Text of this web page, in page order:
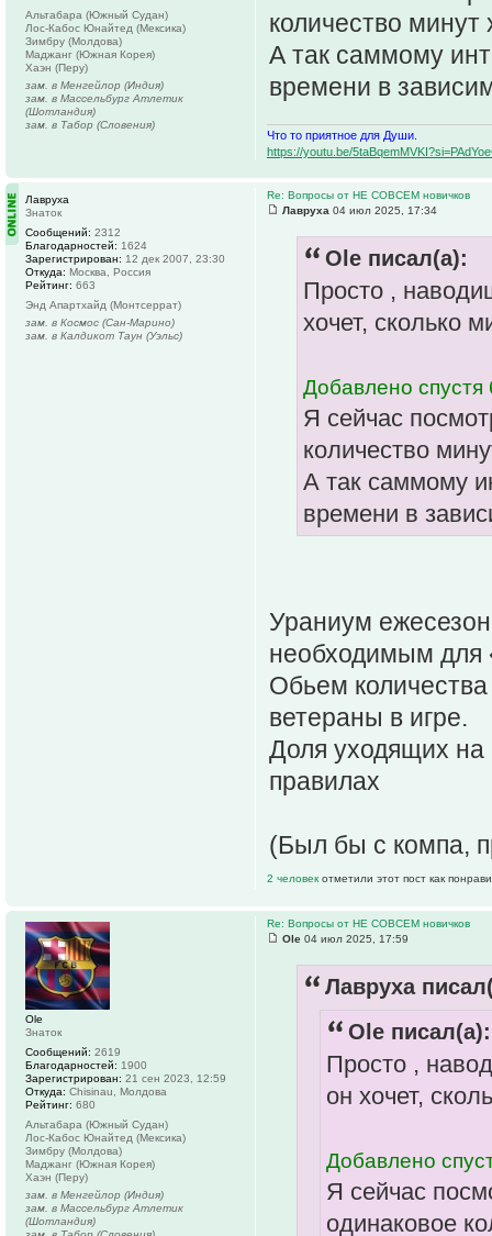
количество минут
А так саммому
времени в
Что то приятное для Души.
https://youtu.be/
Альтабара (Южный Судан)
Лос-Кабос Юнайтед (Мексика)
Зимбру (Молдова)
Маджанг (Южная Корея)
Хаэн (Перу)
зам. в Менгейлор (Индия)
зам. в Массельбург Атлетик
(Шотландия)
зам. в Табор (Словения)
Re: Вопросы от НЕ СОВСЕМ новичков
Лавруха 04 июл 2025, 17:34
Ole писал(а):
Просто ,
хочет, сколько
Добавлено спустя
Я сейчас
количество
А так саммому
времени в
Ураниум
необходимым для
Обьем количества
ветераны в игре.
Доля уходящих на
правилах
(Был бы с компа,
2 человек отметили этот пост как
Лавруха
Знаток
Сообщений: 2312
Благодарностей: 1624
Зарегистрирован: 12 дек 2007, 23:30
Откуда: Москва, Россия
Рейтинг: 663
Энд Апартхайд (Монтсеррат)
зам. в Космос (Сан-Марино)
зам. в Калдикот Таун (Уэльс)
Re: Вопросы от НЕ СОВСЕМ новичков
Ole 04 июл 2025, 17:59
Лавруха
Ole писал(а):
Просто ,
он хочет,
Добавлено
Я сейчас
одинаковое
Ole
Знаток
Сообщений: 2619
Благодарностей: 1900
Зарегистрирован: 21 сен 2023, 12:59
Откуда: Chisinau, Молдова
Рейтинг: 680
Альтабара (Южный Судан)
Лос-Кабос Юнайтед (Мексика)
Зимбру (Молдова)
Маджанг (Южная Корея)
Хаэн (Перу)
зам. в Менгейлор (Индия)
зам. в Массельбург Атлетик
(Шотландия)